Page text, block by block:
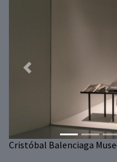
Cristóbal Balenciaga
Previous